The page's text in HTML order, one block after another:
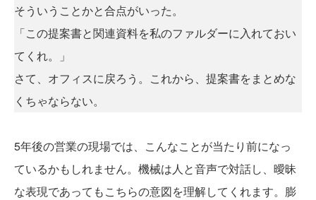
そういうことかと合点がいった。
「この提案書と関連資料を私のファルダーに入れておい
てくれ。」
さて、オフィスに戻ろう。これから、提案書をまとめな
くちゃならない。
5年後の営業の現場では、こんなことが当たり前になっ
ているかもしれません。機械は人と音声で対話し、曖昧
な表現であってもこちらの意図を理解してくれます。膨